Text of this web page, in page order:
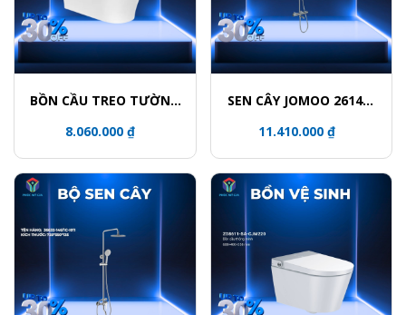
BỒN CẦU TREO TƯỜNG
8.060.000 ₫
SEN CÂY JOMOO 26140-
11.410.000 ₫